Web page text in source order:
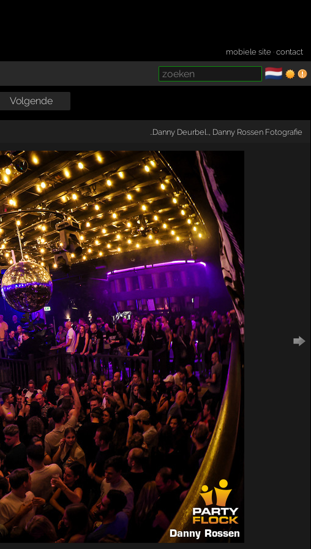
mobiele site ·contact
🇳🇱
Volgende
..Danny Deurbel.. Danny Rossen Fotografie